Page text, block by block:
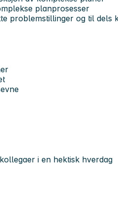
planprosesser
problemstillinger og til dels
i en hektisk hverdag